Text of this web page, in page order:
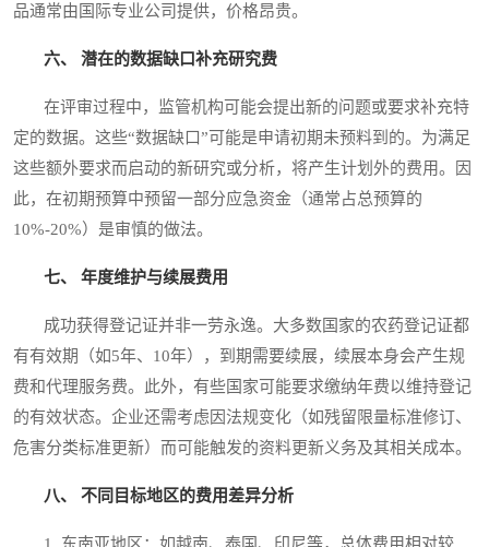
品通常由国际专业公司提供，价格昂贵。
六、 潜在的数据缺口补充研究费
在评审过程中，监管机构可能会提出新的问题或要求补充特
定的数据。这些“数据缺口”可能是申请初期未预料到的。为满足
这些额外要求而启动的新研究或分析，将产生计划外的费用。因
此，在初期预算中预留一部分应急资金（通常占总预算的
10%-20%）是审慎的做法。
七、 年度维护与续展费用
成功获得登记证并非一劳永逸。大多数国家的农药登记证都
有有效期（如5年、10年），到期需要续展，续展本身会产生规
费和代理服务费。此外，有些国家可能要求缴纳年费以维持登记
的有效状态。企业还需考虑因法规变化（如残留限量标准修订、
危害分类标准更新）而可能触发的资料更新义务及其相关成本。
八、 不同目标地区的费用差异分析
1. 东南亚地区：如越南、泰国、印尼等，总体费用相对较